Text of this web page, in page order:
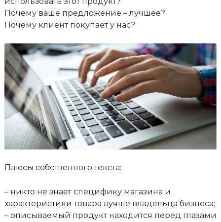
Почему ваше предложение – лучшее?
Почему клиент покупает у нас?
Плюсы собственного текста:
– никто не знает специфику магазина и
характеристики товара лучше владельца бизнеса;
– описываемый продукт находится перед глазами